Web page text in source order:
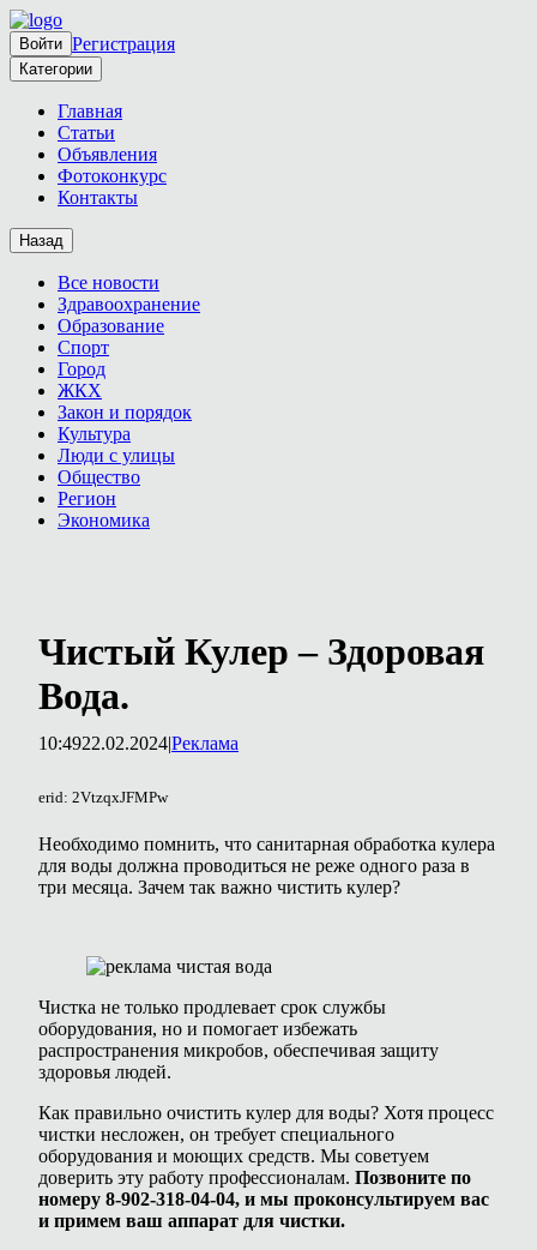
Войти Регистрация
Категории
Главная
Статьи
Объявления
Фотоконкурс
Контакты
Назад
Все новости
Здравоохранение
Образование
Спорт
Город
ЖКХ
Закон и порядок
Культура
Люди с улицы
Общество
Регион
Экономика
Чистый Кулер – Здоровая
Вода.
10:4922.02.2024|Реклама
erid: 2VtzqxJFMPw
Необходимо помнить, что санитарная обработка кулера
для воды должна проводиться не реже одного раза в
три месяца. Зачем так важно чистить кулер?
Чистка не только продлевает срок службы
оборудования, но и помогает избежать
распространения микробов, обеспечивая защиту
здоровья людей.
Как правильно очистить кулер для воды? Хотя процесс
чистки несложен, он требует специального
оборудования и моющих средств. Мы советуем
доверить эту работу профессионалам. Позвоните по
номеру 8-902-318-04-04, и мы проконсультируем вас
и примем ваш аппарат для чистки.